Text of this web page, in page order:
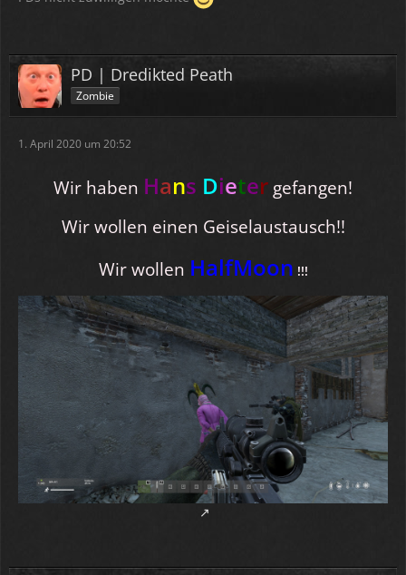
PD | Dredikted Peath
Zombie
1. April 2020 um 20:52
Wir haben Hans Dieter gefangen!
Wir wollen einen Geiselaustausch!!
Wir wollen HalfMoon !!!